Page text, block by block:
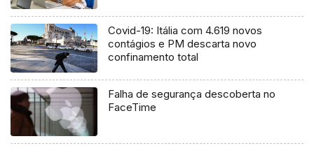
Covid-19: Itália com 4.619 novos
contágios e PM descarta novo
confinamento total
Falha de segurança descoberta no
FaceTime